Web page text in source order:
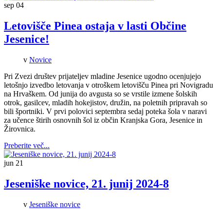
sep 04
Letovišče Pinea ostaja v lasti Občine
Jesenice!
v Novice
Pri Zvezi društev prijateljev mladine Jesenice ugodno ocenjujejo
letošnjo izvedbo letovanja v otroškem letovišču Pinea pri Novigradu
na Hrvaškem. Od junija do avgusta so se vrstile izmene šolskih
otrok, gasilcev, mladih hokejistov, družin, na poletnih pripravah so
bili športniki. V prvi polovici septembra sedaj poteka šola v naravi
za učence štirih osnovnih šol iz občin Kranjska Gora, Jesenice in
Žirovnica.
Preberite več...
jun 21
Jeseniške novice, 21. junij 2024-8
v Jeseniške novice